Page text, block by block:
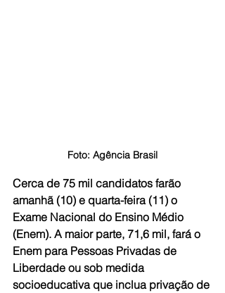
Foto: Agência Brasil
Cerca de 75 mil candidatos farão
amanhã (10) e quarta-feira (11) o
Exame Nacional do Ensino Médio
(Enem). A maior parte, 71,6 mil, fará o
Enem para Pessoas Privadas de
Liberdade ou sob medida
socioeducativa que inclua privação de